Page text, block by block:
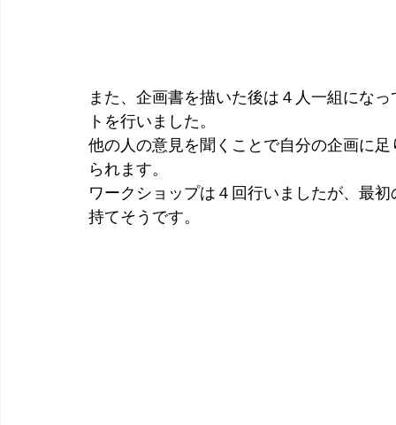
また、企画書を描いた後は４人一組にな
トを行いました。
他の人の意見を聞くことで自分の企画に
られます。
ワークショップは４回行いましたが、最
持てそうです。